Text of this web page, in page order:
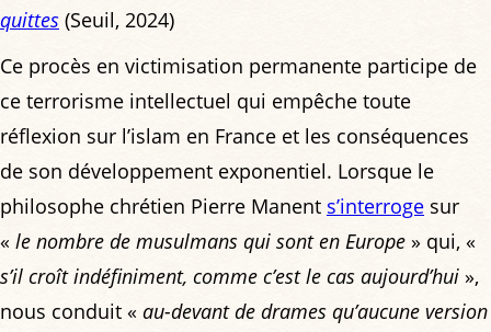
quittes (Seuil, 2024)
Ce procès en victimisation permanente participe de
ce terrorisme intellectuel qui empêche toute
réflexion sur l’islam en France et les conséquences
de son développement exponentiel. Lorsque le
philosophe chrétien Pierre Manent s’interroge sur
« le nombre de musulmans qui sont en Europe » qui, «
s’il croît indéfiniment, comme c’est le cas aujourd’hui »,
nous conduit « au-devant de drames qu’aucune version